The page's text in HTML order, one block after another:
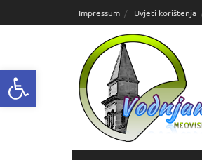
Open toolbar
do
Impressum Uvjeti korištenja